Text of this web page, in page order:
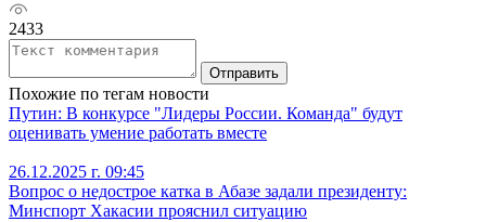
2433
Отправить
Похожие по тегам новости
Путин: В конкурсе "Лидеры России. Команда" будут
оценивать умение работать вместе
26.12.2025 г. 09:45
Вопрос о недострое катка в Абазе задали президенту:
Минспорт Хакасии прояснил ситуацию